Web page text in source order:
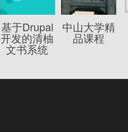
基于Drupal
开发的清柚
文书系统
中山大学精
品课程